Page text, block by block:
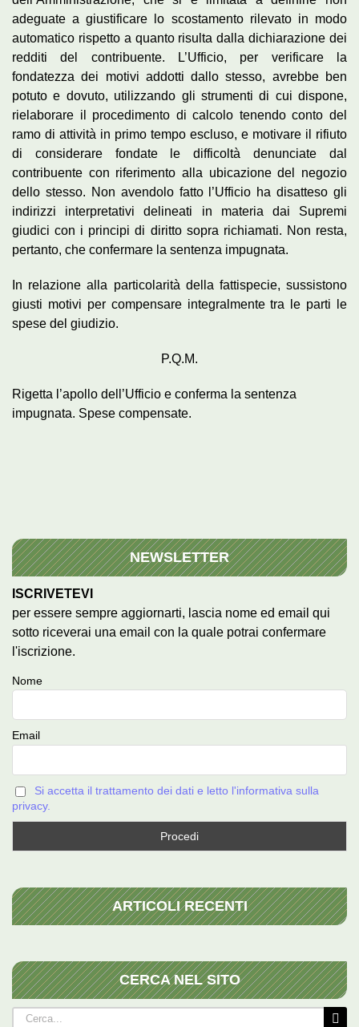
adeguate a giustificare lo scostamento rilevato in modo
automatico rispetto a quanto risulta dalla dichiarazione dei
redditi del contribuente. L’Ufficio, per verificare la
fondatezza dei motivi addotti dallo stesso, avrebbe ben
potuto e dovuto, utilizzando gli strumenti di cui dispone,
rielaborare il procedimento di calcolo tenendo conto del
ramo di attività in primo tempo escluso, e motivare il rifiuto
di considerare fondate le difficoltà denunciate dal
contribuente con riferimento alla ubicazione del negozio
dello stesso. Non avendolo fatto l’Ufficio ha disatteso gli
indirizzi interpretativi delineati in materia dai Supremi
giudici con i principi di diritto sopra richiamati. Non resta,
pertanto, che confermare la sentenza impugnata.
In relazione alla particolarità della fattispecie, sussistono
giusti motivi per compensare integralmente tra le parti le
spese del giudizio.
P.Q.M.
Rigetta l’apollo dell’Ufficio e conferma la sentenza
impugnata. Spese compensate.
NEWSLETTER
ISCRIVETEVI
per essere sempre aggiornarti, lascia nome ed email qui
sotto riceverai una email con la quale potrai confermare
l'iscrizione.
Nome
Email
Si accetta il trattamento dei dati e letto l'informativa sulla
privacy.
ARTICOLI RECENTI
CERCA NEL SITO
Cerca